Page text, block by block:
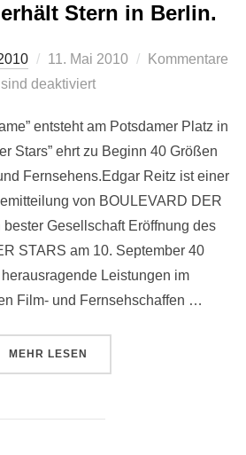
Stern in Berlin.
Veröffentlicht
am
11. Mai 2010
Kommentare
sind deaktiviert
entsteht am Potsdamer Platz in
Stars” ehrt zu Beginn 40 Größen
Fernsehens.Edgar Reitz ist einer
von BOULEVARD DER
Gesellschaft Eröffnung des
STARS am 10. September 40
Leistungen im
Film- und Fernsehschaffen …
MEHR ÜBER “EDGAR REITZ ERHÄLT
LESEN